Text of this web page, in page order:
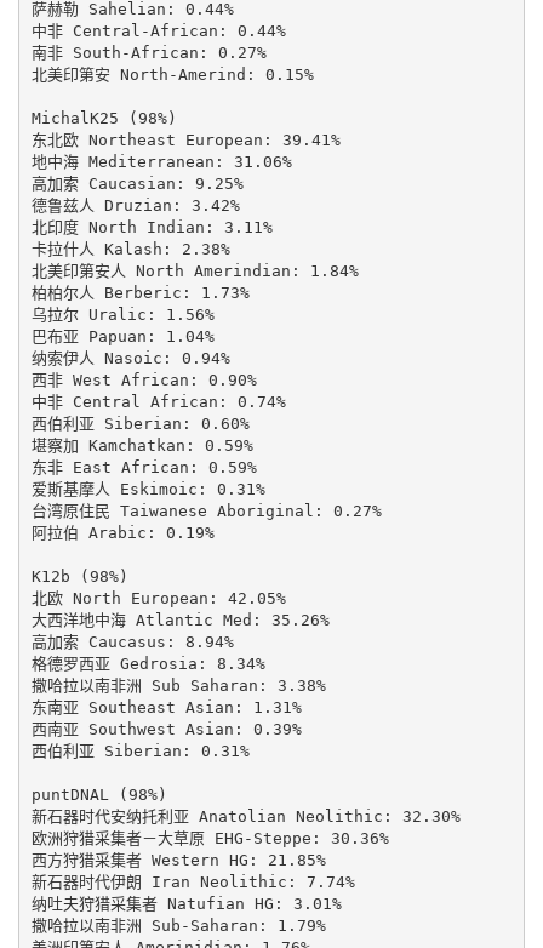
萨赫勒 Sahelian: 0.44%
中非 Central-African: 0.44%
南非 South-African: 0.27%
北美印第安 North-Amerind: 0.15%
MichalK25 (98%)
东北欧 Northeast European: 39.41%
地中海 Mediterranean: 31.06%
高加索 Caucasian: 9.25%
德鲁兹人 Druzian: 3.42%
北印度 North Indian: 3.11%
卡拉什人 Kalash: 2.38%
北美印第安人 North Amerindian: 1.84%
柏柏尔人 Berberic: 1.73%
乌拉尔 Uralic: 1.56%
巴布亚 Papuan: 1.04%
纳索伊人 Nasoic: 0.94%
西非 West African: 0.90%
中非 Central African: 0.74%
西伯利亚 Siberian: 0.60%
堪察加 Kamchatkan: 0.59%
东非 East African: 0.59%
爱斯基摩人 Eskimoic: 0.31%
台湾原住民 Taiwanese Aboriginal: 0.27%
阿拉伯 Arabic: 0.19%
K12b (98%)
北欧 North European: 42.05%
大西洋地中海 Atlantic Med: 35.26%
高加索 Caucasus: 8.94%
格德罗西亚 Gedrosia: 8.34%
撒哈拉以南非洲 Sub Saharan: 3.38%
东南亚 Southeast Asian: 1.31%
西南亚 Southwest Asian: 0.39%
西伯利亚 Siberian: 0.31%
puntDNAL (98%)
新石器时代安纳托利亚 Anatolian Neolithic: 32.30%
欧洲狩猎采集者－大草原 EHG-Steppe: 30.36%
西方狩猎采集者 Western HG: 21.85%
新石器时代伊朗 Iran Neolithic: 7.74%
纳吐夫狩猎采集者 Natufian HG: 3.01%
撒哈拉以南非洲 Sub-Saharan: 1.79%